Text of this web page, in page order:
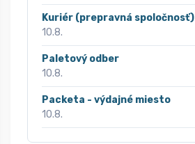
Kuriér (prepravná spoločnosť)
10.8.
Paletový odber
10.8.
Packeta - výdajné miesto
10.8.